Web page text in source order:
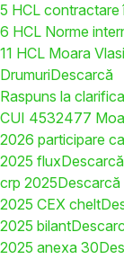
5 HCL contractare
6 HCL Norme
11 HCL Moara
DrumuriDescarcă
Raspuns la
CUI 4532477
2026 participare
2025 fluxDescarcă
crp 2025Descarcă
2025 CEX chelt
2025 bilant
2025 anexa 30